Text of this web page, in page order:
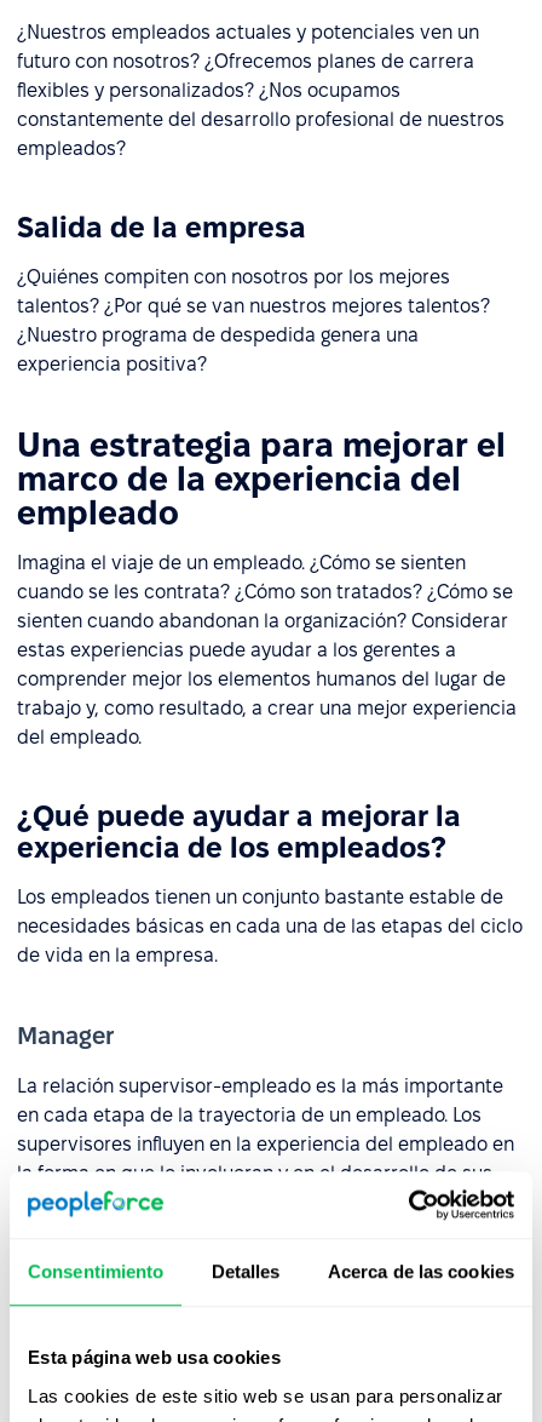
Consentimiento Detalles Acerca de las cookies
Esta página web usa cookies
Las cookies de este sitio web se usan para personalizar
¿Nuestros empleados actuales y potenciales ven un
futuro con nosotros? ¿Ofrecemos planes de carrera
flexibles y personalizados? ¿Nos ocupamos
constantemente del desarrollo profesional de nuestros
empleados?
Salida de la empresa
¿Quiénes compiten con nosotros por los mejores
talentos? ¿Por qué se van nuestros mejores talentos?
¿Nuestro programa de despedida genera una
experiencia positiva?
Una estrategia para mejorar el
marco de la experiencia del
empleado
Imagina el viaje de un empleado. ¿Cómo se sienten
cuando se les contrata? ¿Cómo son tratados? ¿Cómo se
sienten cuando abandonan la organización? Considerar
estas experiencias puede ayudar a los gerentes a
comprender mejor los elementos humanos del lugar de
trabajo y, como resultado, a crear una mejor experiencia
del empleado.
¿Qué puede ayudar a mejorar la
experiencia de los empleados?
Los empleados tienen un conjunto bastante estable de
necesidades básicas en cada una de las etapas del ciclo
de vida en la empresa.
Manager
La relación supervisor-empleado es la más importante
en cada etapa de la trayectoria de un empleado. Los
supervisores influyen en la experiencia del empleado en
la forma en que lo involucran y en el desarrollo de sus
fortalezas. Los supervisores tienen la capacidad de
valor real y su futuro en la organización. Esto significa que
Rol en la empresa